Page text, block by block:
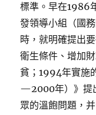
標準。早在1986
發領導小組（國
時，就明確提出
衛生條件、增加
貧；1994年實施
—2000年）》提
眾的溫飽問題，